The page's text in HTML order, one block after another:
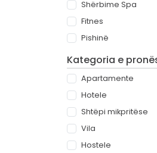
Shërbime Spa
Fitnes
Pishinë
Kategoria e
Apartamente
Hotele
Shtëpi mikpritëse
Vila
Hostele